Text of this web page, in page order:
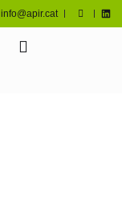
info@apir.cat